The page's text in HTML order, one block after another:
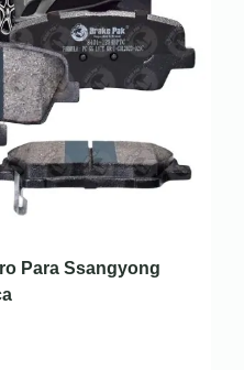
Para Ssangyong